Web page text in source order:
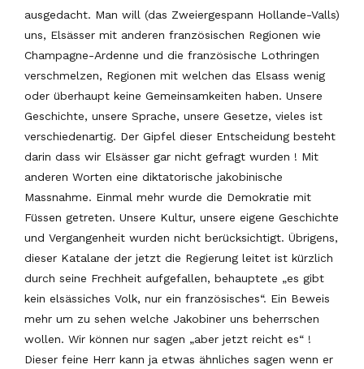
ausgedacht. Man will (das Zweiergespann Hollande-Valls)
uns, Elsässer mit anderen französischen Regionen wie
Champagne-Ardenne und die französische Lothringen
verschmelzen, Regionen mit welchen das Elsass wenig
oder überhaupt keine Gemeinsamkeiten haben. Unsere
Geschichte, unsere Sprache, unsere Gesetze, vieles ist
verschiedenartig. Der Gipfel dieser Entscheidung besteht
darin dass wir Elsässer gar nicht gefragt wurden ! Mit
anderen Worten eine diktatorische jakobinische
Massnahme. Einmal mehr wurde die Demokratie mit
Füssen getreten. Unsere Kultur, unsere eigene Geschichte
und Vergangenheit wurden nicht berücksichtigt. Übrigens,
dieser Katalane der jetzt die Regierung leitet ist kürzlich
durch seine Frechheit aufgefallen, behauptete „es gibt
kein elsässiches Volk, nur ein französisches“. Ein Beweis
mehr um zu sehen welche Jakobiner uns beherrschen
wollen. Wir können nur sagen „aber jetzt reicht es“ !
Dieser feine Herr kann ja etwas ähnliches sagen wenn er